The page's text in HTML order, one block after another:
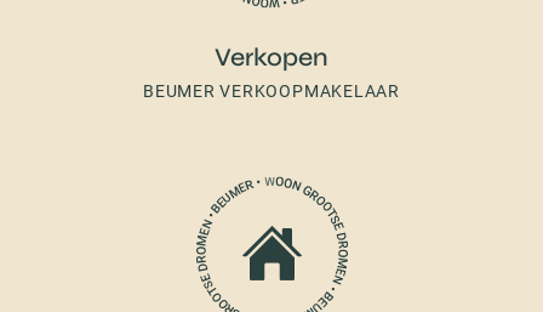
Verkopen
BEUMER VERKOOPMAKELAAR